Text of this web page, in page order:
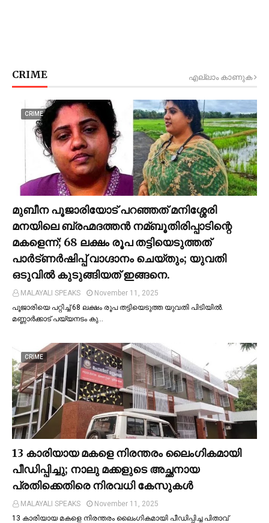
CRIME എല്ലാം കാണുക
CRIME
മുബീന പൂജാരിയോട് പറഞ്ഞത് മനിശ്ശേരി
മനയിലെ ബ്രഹ്മദത്തൻ നമ്ബൂതിരിപ്പാടിന്റെ
മകളെന്ന്; 68 ലക്ഷം രൂപ തട്ടിയെടുത്തത്
പാര്‍ട്ണര്‍ഷിപ്പ് വാഗ്ദാനം ചെയ്തും; യുവതി
ഒടുവില്‍ കുടുങ്ങിയത് ഇങ്ങനെ.
MALAYALI SPEAKS
November 11, 2025
പൂജാരിയെ പറ്റിച്ച്‌ 68 ലക്ഷം രൂപ തട്ടിയെടുത്ത യുവതി പിടിയില്‍.
മണ്ണാർക്കാട് പയ്യനടം കു…
CRIME
13 കാരിയായ മകളെ നിരന്തരം ലൈംഗികമായി
പീഡിപ്പിച്ചു; നാലു മക്കളുടെ അച്ഛനായ
പ്രതിക്കെതിരെ നിരവധി കേസുകള്‍
MALAYALI SPEAKS
November 11, 2025
13 കാരിയായ മകളെ നിരന്തരം ലൈംഗികമായി പീഡിപ്പിച്ച പിതാവ്